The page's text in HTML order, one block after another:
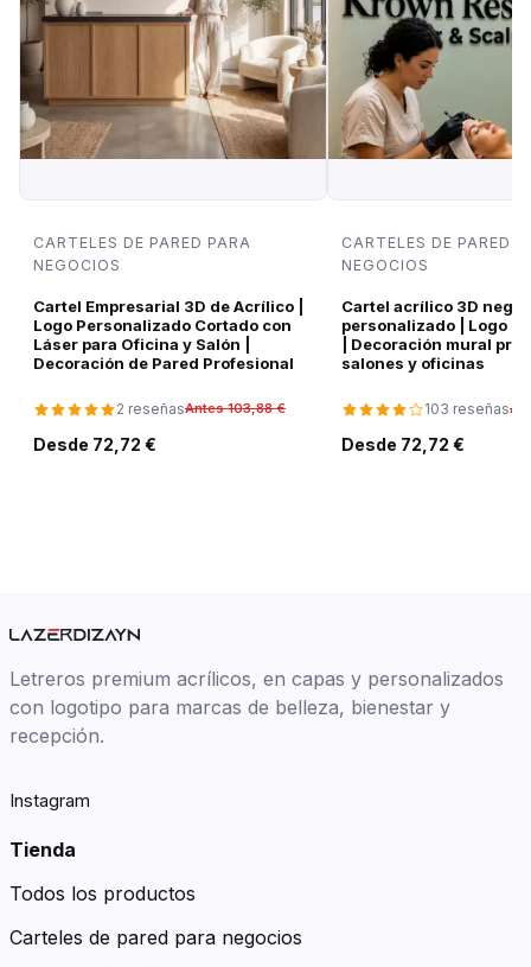
CARTELES DE PARED PARA
NEGOCIOS
Cartel Empresarial 3D de Acrílico |
Logo Personalizado Cortado con
Láser para Oficina y Salón |
Decoración de Pared Profesional
2 reseñasAntes 103,88 €
Desde 72,72 €
CARTELES DE PARED
NEGOCIOS
Cartel acrílico 3D
personalizado | Logo
| Decoración mural
salones y oficinas
103 reseñas
Desde 72,72 €
Letreros premium acrílicos, en capas y personalizados
con logotipo para marcas de belleza, bienestar y
recepción.
Instagram
Tienda
Todos los productos
Carteles de pared para negocios